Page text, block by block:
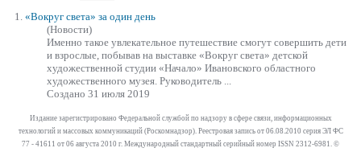
1. «Вокруг света» за один день
(Новости)
Именно такое увлекательное путешествие смогут совершить дети
и взрослые, побывав на выставке «Вокруг света» детской
художественной студии «Начало» Ивановского областного
художественного музея. Руководитель ...
Создано 31 июля 2019
Издание зарегистрировано Федеральной службой по надзору в сфере связи, информационных
технологий и массовых коммуникаций (Роскомнадзор). Реестровая запись от 06.08.2010 серия ЭЛ ФС
77 - 41611 от 06 августа 2010 г. Международный стандартный серийный номер ISSN 2312-6981. ©